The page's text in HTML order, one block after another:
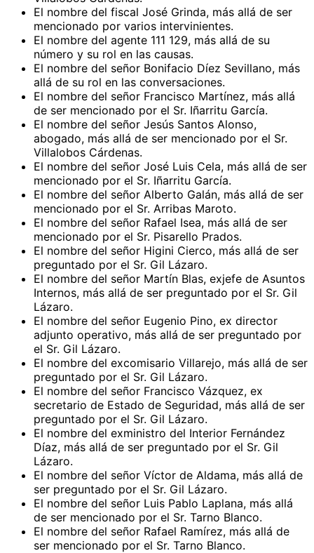
El nombre del fiscal José Grinda, más allá de ser
mencionado por varios intervinientes.
El nombre del agente 111 129, más allá de su
número y su rol en las causas.
El nombre del señor Bonifacio Díez Sevillano, más
allá de su rol en las conversaciones.
El nombre del señor Francisco Martínez, más allá
de ser mencionado por el Sr. Iñarritu García.
El nombre del señor Jesús Santos Alonso,
abogado, más allá de ser mencionado por el Sr.
Villalobos Cárdenas.
El nombre del señor José Luis Cela, más allá de ser
mencionado por el Sr. Iñarritu García.
El nombre del señor Alberto Galán, más allá de ser
mencionado por el Sr. Arribas Maroto.
El nombre del señor Rafael Isea, más allá de ser
mencionado por el Sr. Pisarello Prados.
El nombre del señor Higini Cierco, más allá de ser
preguntado por el Sr. Gil Lázaro.
El nombre del señor Martín Blas, exjefe de Asuntos
Internos, más allá de ser preguntado por el Sr. Gil
Lázaro.
El nombre del señor Eugenio Pino, ex director
adjunto operativo, más allá de ser preguntado por
el Sr. Gil Lázaro.
El nombre del excomisario Villarejo, más allá de ser
preguntado por el Sr. Gil Lázaro.
El nombre del señor Francisco Vázquez, ex
secretario de Estado de Seguridad, más allá de ser
preguntado por el Sr. Gil Lázaro.
El nombre del exministro del Interior Fernández
Díaz, más allá de ser preguntado por el Sr. Gil
Lázaro.
El nombre del señor Víctor de Aldama, más allá de
ser preguntado por el Sr. Gil Lázaro.
El nombre del señor Luis Pablo Laplana, más allá
de ser mencionado por el Sr. Tarno Blanco.
El nombre del señor Rafael Ramírez, más allá de
ser mencionado por el Sr. Tarno Blanco.